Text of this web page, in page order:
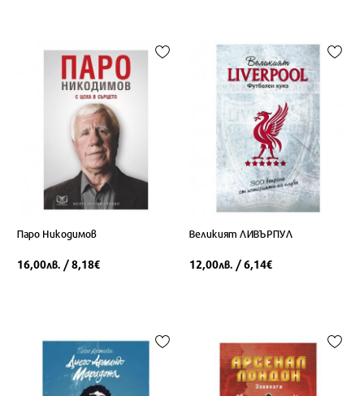
Паро Никодимов
16,00лв. / 8,18€
Великият ЛИВЪРПУЛ
12,00лв. / 6,14€